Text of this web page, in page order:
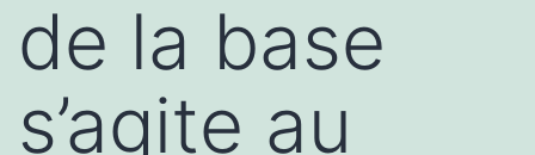
de la base
s’agite au